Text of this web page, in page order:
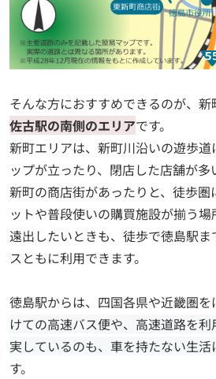
そんな方におすすめできるのが、新
佐古駅の南側のエリアです。
新町エリアは、新町川沿いの遊歩道
ップが立ったり、閉店した店舗が
新町の商店街があったりと、徒歩
ットや普段使いの購買施設が揃う場
遠出したいときも、徒歩で徳島駅
スともに利用できます。
徳島駅からは、四国各県や近畿圏を
けての高速バス便や、高速道路を
実しているのも、車を持たない生
す。